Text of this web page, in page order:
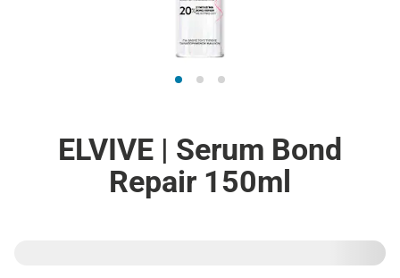
ELVIVE | Serum Bond
Repair 150ml